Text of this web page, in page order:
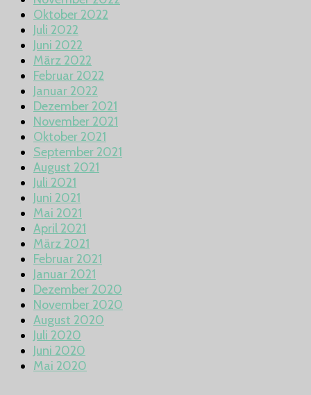
Oktober 2022
Juli 2022
Juni 2022
März 2022
Februar 2022
Januar 2022
Dezember 2021
November 2021
Oktober 2021
September 2021
August 2021
Juli 2021
Juni 2021
Mai 2021
April 2021
März 2021
Februar 2021
Januar 2021
Dezember 2020
November 2020
August 2020
Juli 2020
Juni 2020
Mai 2020